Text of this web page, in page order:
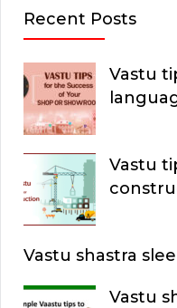
Recent Posts
Vastu
Vastu
Vastu shastra
Vastu